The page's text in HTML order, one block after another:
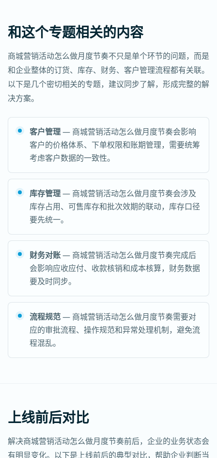
和这个专题相关的内容
商城营销活动怎么做月度节奏不只是单个环节的问题，而是
和企业整体的订货、库存、财务、客户管理流程都有关联。
以下是几个密切相关的专题，建议同步了解，形成完整的解
决方案。
客户管理— 商城营销活动怎么做月度节奏会影响
客户的价格体系、下单权限和账期管理，需要统筹
考虑客户数据的一致性。
库存管理— 商城营销活动怎么做月度节奏会涉及
库存占用、可售库存和批次效期的联动，库存口径
要先统一。
财务对账— 商城营销活动怎么做月度节奏完成后
会影响应收应付、收款核销和成本核算，财务数据
要及时同步。
流程规范— 商城营销活动怎么做月度节奏需要对
应的审批流程、操作规范和异常处理机制，避免流
程混乱。
上线前后对比
解决商城营销活动怎么做月度节奏前后，企业的业务状态会
有明显变化。以下是上线前后的典型对比，帮助企业判断当